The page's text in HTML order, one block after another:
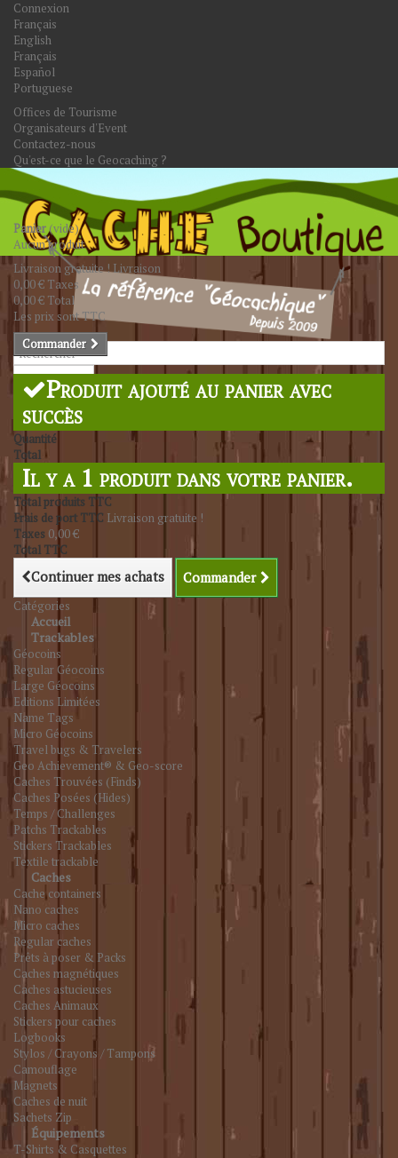
Connexion
Français
English
Français
Español
Portuguese
Offices de Tourisme
Organisateurs d'Event
Contactez-nous
Qu'est-ce que le Geocaching ?
Rechercher
Panier(vide)
Aucun produit
Livraison gratuite !Livraison
0,00 € Taxes
0,00 € Total
Les prix sont TTC
Commander
Produit ajouté au panier avec
succès
Quantité
Total
Il y a 1 produit dans votre panier.
Total produits TTC
Frais de port TTC Livraison gratuite !
Taxes 0,00 €
Total TTC
Continuer mes achats Commander
Catégories
Accueil
Trackables
Géocoins
Regular Géocoins
Large Géocoins
Editions Limitées
Name Tags
Micro Géocoins
Travel bugs & Travelers
Geo Achievement® & Geo-score
Caches Trouvées (Finds)
Caches Posées (Hides)
Temps / Challenges
Patchs Trackables
Stickers Trackables
Textile trackable
Caches
Cache containers
Nano caches
Micro caches
Regular caches
Prêts à poser & Packs
Caches magnétiques
Caches astucieuses
Caches Animaux
Stickers pour caches
Logbooks
Stylos / Crayons / Tampons
Camouflage
Magnets
Caches de nuit
Sachets Zip
Équipements
T-Shirts & Casquettes